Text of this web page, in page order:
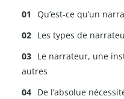
Qu’est-ce qu’un
Les types de
Le narrateur, une
autres
De l’absolue